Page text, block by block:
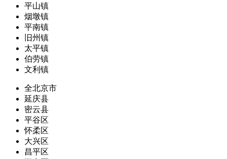
平山镇
烟墩镇
平南镇
旧州镇
太平镇
伯劳镇
文利镇
全北京市
延庆县
密云县
平谷区
怀柔区
大兴区
昌平区